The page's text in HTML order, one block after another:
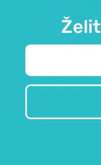
fosilnih
lepršavim
posebnosti i
Ginko biloba
godina, pa i više
jedinstvenim